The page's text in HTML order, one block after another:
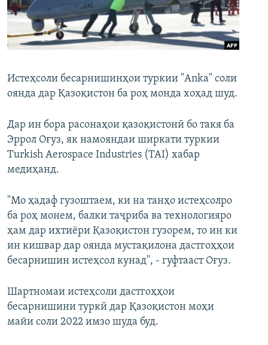
ГУЗОРИШҲОИ РАДИОӢ
Русский
Ҳамаи сомонаҳои RFE/RL
Истеҳсоли бесарнишинҳои туркии "Anka" соли
оянда дар Қазоқистон ба роҳ монда хоҳад шуд.
Дар ин бора расонаҳои қазоқистонӣ бо такя ба
Эррол Оғуз, як намояндаи ширкати туркии
Turkish Aerospace Industries (TAI) хабар
медиҳанд.
"Мо ҳадаф гузоштаем, ки на танҳо истеҳсолро
ба роҳ монем, балки таҷриба ва технологияро
ҳам дар ихтиёри Қазоқистон гузорем, то ин ки
ин кишвар дар оянда мустақилона дастгоҳҳои
бесарнишин истеҳсол кунад", - гуфтааст Оғуз.
Шартномаи истеҳсоли дастгоҳҳои
бесарнишини туркӣ дар Қазоқистон моҳи
майи соли 2022 имзо шуда буд.